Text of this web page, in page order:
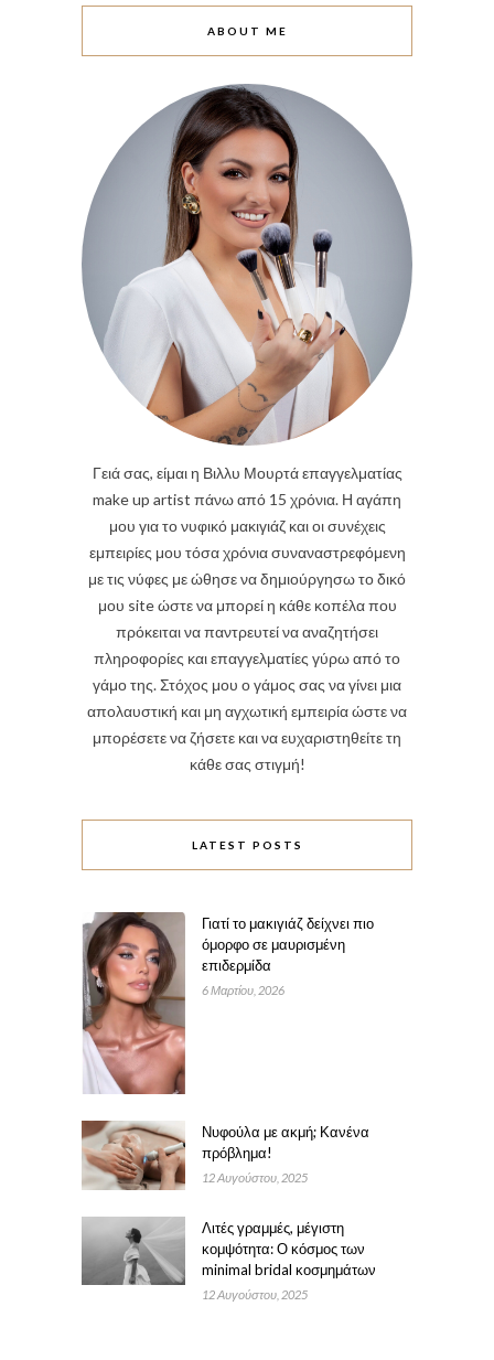
ABOUT ME
Γειά σας, είμαι η Βιλλυ Μουρτά επαγγελματίας
make up artist πάνω από 15 χρόνια. Η αγάπη
μου για το νυφικό μακιγιάζ και οι συνέχεις
εμπειρίες μου τόσα χρόνια συναναστρεφόμενη
με τις νύφες με ώθησε να δημιούργησω το δικό
μου site ώστε να μπορεί η κάθε κοπέλα που
πρόκειται να παντρευτεί να αναζητήσει
πληροφορίες και επαγγελματίες γύρω από το
γάμο της. Στόχος μου ο γάμος σας να γίνει μια
απολαυστική και μη αγχωτική εμπειρία ώστε να
μπορέσετε να ζήσετε και να ευχαριστηθείτε τη
κάθε σας στιγμή!
LATEST POSTS
Γιατί το μακιγιάζ δείχνει πιο
όμορφο σε μαυρισμένη
επιδερμίδα
6 Μαρτίου, 2026
Νυφούλα με ακμή; Κανένα
πρόβλημα!
12 Αυγούστου, 2025
Λιτές γραμμές, μέγιστη
κομψότητα: Ο κόσμος των
minimal bridal κοσμημάτων
12 Αυγούστου, 2025